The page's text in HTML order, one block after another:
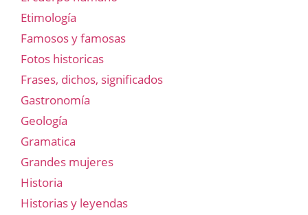
Etimología
Famosos y famosas
Fotos historicas
Frases, dichos, significados
Gastronomía
Geología
Gramatica
Grandes mujeres
Historia
Historias y leyendas